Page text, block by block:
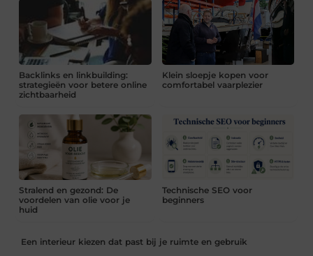
Backlinks en linkbuilding:
strategieën voor betere online
zichtbaarheid
Klein sloepje kopen voor
comfortabel vaarplezier
Stralend en gezond: De
voordelen van olie voor je
huid
Technische SEO voor
beginners
Een interieur kiezen dat past bij je ruimte en gebruik